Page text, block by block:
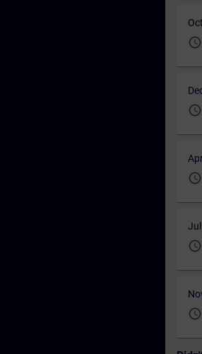
schedule
schedule
schedule
Jul
schedule
schedule